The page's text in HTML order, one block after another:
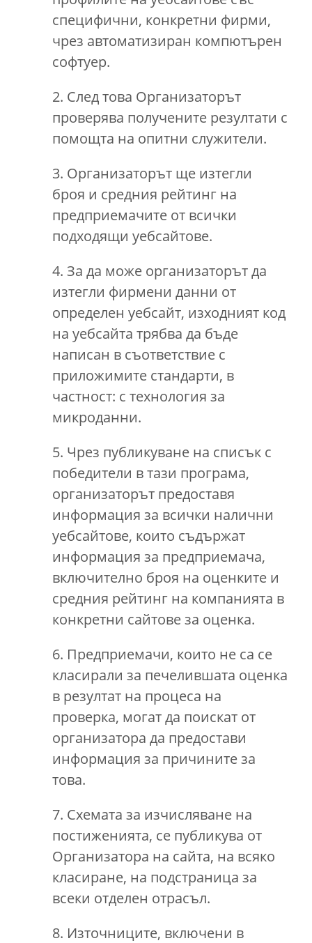
специфични, конкретни фирми,
чрез автоматизиран компютърен
софтуер.
2. След това Организаторът
проверява получените резултати с
помощта на опитни служители.
3. Организаторът ще изтегли
броя и средния рейтинг на
предприемачите от всички
подходящи уебсайтове.
4. За да може организаторът да
изтегли фирмени данни от
определен уебсайт, изходният код
на уебсайта трябва да бъде
написан в съответствие с
приложимите стандарти, в
частност: с технология за
микроданни.
5. Чрез публикуване на списък с
победители в тази програма,
организаторът предоставя
информация за всички налични
уебсайтове, които съдържат
информация за предприемача,
включително броя на оценките и
средния рейтинг на компанията в
конкретни сайтове за оценка.
6. Предприемачи, които не са се
класирали за печелившата оценка
в резултат на процеса на
проверка, могат да поискат от
организатора да предостави
информация за причините за
това.
7. Схемата за изчисляване на
постиженията, се публикува от
Организатора на сайта, на всяко
класиране, на подстраница за
всеки отделен отрасъл.
8. Източниците, включени в